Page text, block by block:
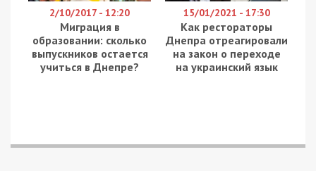
2/10/2017 - 12:20
Миграция в
образовании: сколько
выпускников остается
учиться в Днепре?
15/01/2021 - 17:30
Как рестораторы
Днепра отреагировали
на закон о переходе
на украинский язык